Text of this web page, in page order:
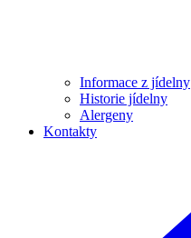
Informace z jídelny
Historie jídelny
Alergeny
Kontakty